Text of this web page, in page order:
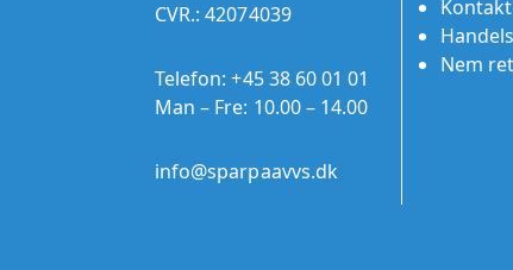
CVR.: 42074039
Telefon:+45 38 60 01 01
Man – Fre: 10.00 – 14.00
info@sparpaavvs.dk
Nem